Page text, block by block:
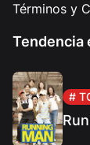
Términos y
Tendencia
#